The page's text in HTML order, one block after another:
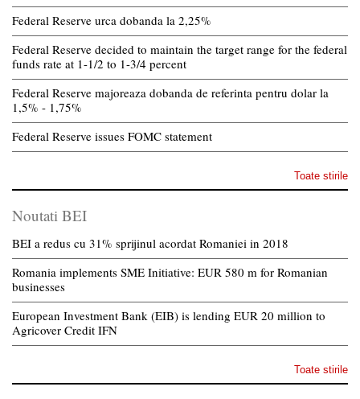
Federal Reserve urca dobanda la 2,25%
Federal Reserve decided to maintain the target range for the federal
funds rate at 1-1/2 to 1-3/4 percent
Federal Reserve majoreaza dobanda de referinta pentru dolar la
1,5% - 1,75%
Federal Reserve issues FOMC statement
Toate stirile
Noutati BEI
BEI a redus cu 31% sprijinul acordat Romaniei in 2018
Romania implements SME Initiative: EUR 580 m for Romanian
businesses
European Investment Bank (EIB) is lending EUR 20 million to
Agricover Credit IFN
Toate stirile